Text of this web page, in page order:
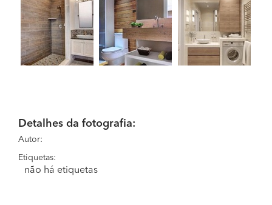
Detalhes da fotografia:
Autor:
Etiquetas:
não há etiquetas